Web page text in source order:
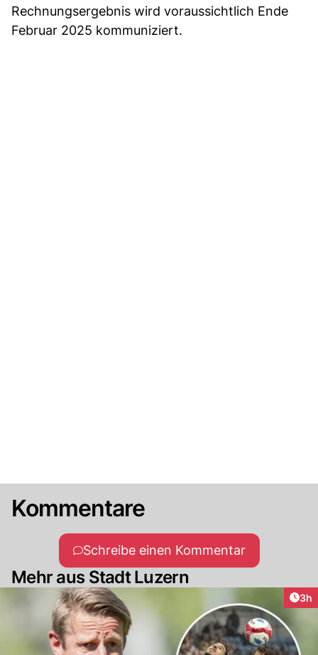
Rechnungsergebnis wird voraussichtlich Ende
Februar 2025 kommuniziert.
Kommentare
Schreibe einen Kommentar
Mehr aus Stadt Luzern
3h